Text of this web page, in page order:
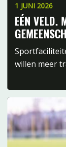
1 JUNI 2026
EÉN VELD.
willen meer